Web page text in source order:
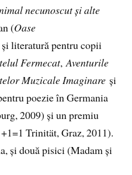
necunoscut și alte
(Oase
literatură pentru copii
Fermecat,Aventurile
Muzicale Imaginare și
poezie în Germania
2009) și un premiu
Trinität, Graz, 2011).
și două pisici (Madam și